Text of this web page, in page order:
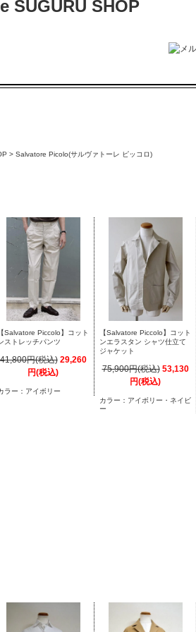
> Salvatore Picolo(サルヴァトーレ ピッコロ)
Salvatore Piccolo】コット
ストレッチパンツ
41,800円(税込) 29,260
円(税込)
ラー：アイボリー
【Salvatore Piccolo】コット
ンエラスタン シャツ仕立て
ジャケット
75,900円(税込) 53,130
円(税込)
カラー：アイボリー・ネイビ
ー